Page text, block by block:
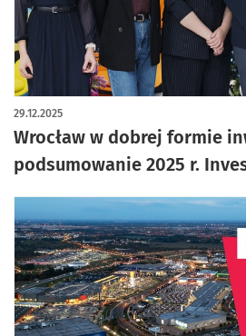
Wrocław w dobrej formie
podsumowanie 2025 r.
29.12.2025